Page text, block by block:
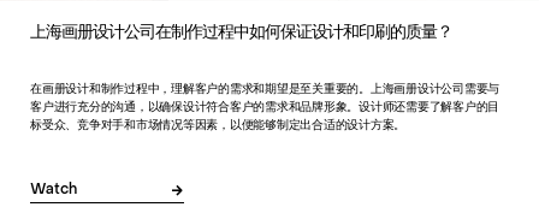
上海画册设计公司在制作过程中如何保证设计和印刷的质量？
在画册设计和制作过程中，理解客户的需求和期望是至关重要的。上海画册设计公司需要与
客户进行充分的沟通，以确保设计符合客户的需求和品牌形象。设计师还需要了解客户的目
标受众、竞争对手和市场情况等因素，以便能够制定出合适的设计方案。
Watch